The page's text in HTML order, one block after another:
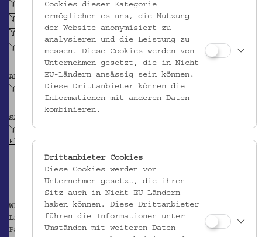
Spannstich
Flachstich
Kreuznahtstich, geschlossener
ABBILDUNG
Geometrisches Motiv
SAMMLUNG
Stick- und Knüpfmuster ruthenischer
Flüchtlinge im Ersten Weltkrieg
WEITERFÜHRENDE INFORMATIONEN
Literatur:
Pallestrang, Kathrin (Hg.): Stick- und Knüpfmuster
Cookies dieser Kategorie
ermöglichen es uns, die Nutzung
der Website anonymisiert zu
analysieren und die Leistung zu
messen. Diese Cookies werden von
Unternehmen gesetzt, die in Nicht-
EU-Ländern ansässig sein können.
Diese Drittanbieter können die
Informationen mit anderen Daten
kombinieren.
Drittanbieter Cookies
Diese Cookies werden von
Unternehmen gesetzt, die ihren
Sitz auch in Nicht-EU-Ländern
haben können. Diese Drittanbieter
führen die Informationen unter
Umständen mit weiteren Daten